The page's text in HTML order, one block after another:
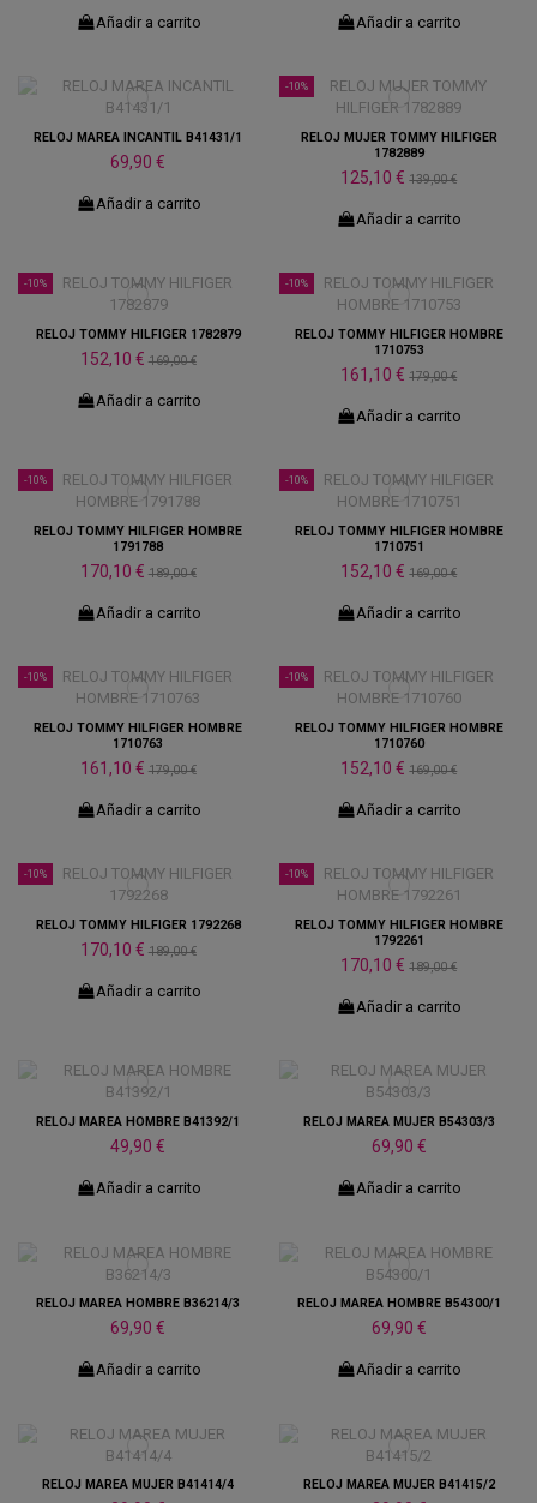
Añadir a carrito Añadir a carrito
RELOJ MAREA INCANTIL B41431/1
69,90 €
Añadir a carrito
-10%
RELOJ MUJER TOMMY HILFIGER
1782889
125,10 €139,00 €
Añadir a carrito
-10%
RELOJ TOMMY HILFIGER 1782879
152,10 € 169,00 €
Añadir a carrito
-10%
RELOJ TOMMY HILFIGER HOMBRE
1710753
161,10 €179,00 €
Añadir a carrito
-10%
RELOJ TOMMY HILFIGER HOMBRE
1791788
170,10 € 189,00 €
Añadir a carrito
-10%
RELOJ TOMMY HILFIGER HOMBRE
1710751
152,10 €169,00 €
Añadir a carrito
-10%
RELOJ TOMMY HILFIGER HOMBRE
1710763
161,10 € 179,00 €
Añadir a carrito
-10%
RELOJ TOMMY HILFIGER HOMBRE
1710760
152,10 €169,00 €
Añadir a carrito
-10%
RELOJ TOMMY HILFIGER 1792268
170,10 € 189,00 €
Añadir a carrito
-10%
RELOJ TOMMY HILFIGER HOMBRE
1792261
170,10 €189,00 €
Añadir a carrito
RELOJ MAREA HOMBRE B41392/1
49,90 €
Añadir a carrito
RELOJ MAREA MUJER B54303/3
69,90 €
Añadir a carrito
RELOJ MAREA HOMBRE B36214/3
69,90 €
Añadir a carrito
RELOJ MAREA HOMBRE B54300/1
69,90 €
Añadir a carrito
RELOJ MAREA MUJER B41414/4 RELOJ MAREA MUJER B41415/2